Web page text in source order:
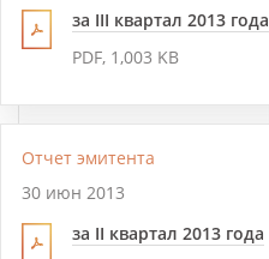
за III квартал 2013 года
PDF, 1,003 KB
Отчет эмитента
30 июн 2013
за II квартал 2013 года